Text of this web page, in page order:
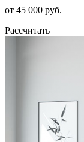
от 45 000 руб.
Рассчитать